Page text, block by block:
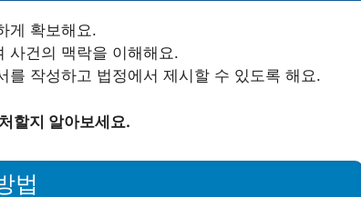
게 확보해요.
사건의 맥락을 이해해요.
를 작성하고 법정에서 제시할 수 있도록 해요.
할지 알아보세요.
법